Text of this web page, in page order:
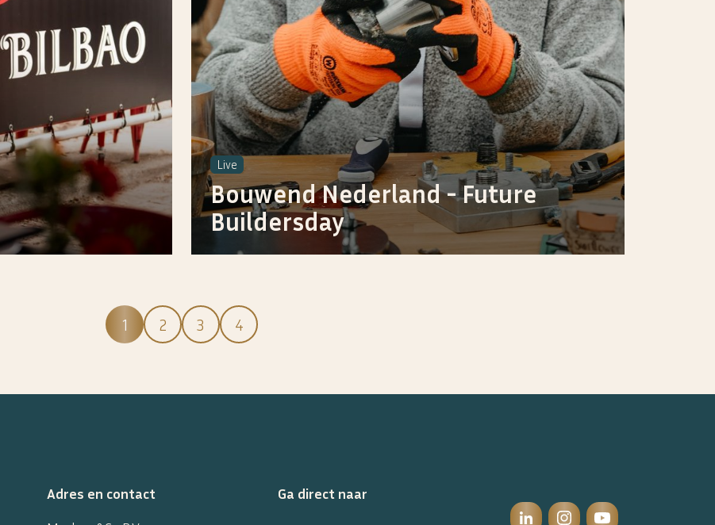
Live
Bouwend Nederland - Future
Buildersday
1 2 3 4
Adres en contact
Ga direct naar